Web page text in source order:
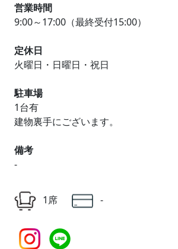
営業時間
9:00～17:00（最終受付15:00）
定休日
火曜日・日曜日・祝日
駐車場
1台有
建物裏手にございます。
備考
-
1席 -